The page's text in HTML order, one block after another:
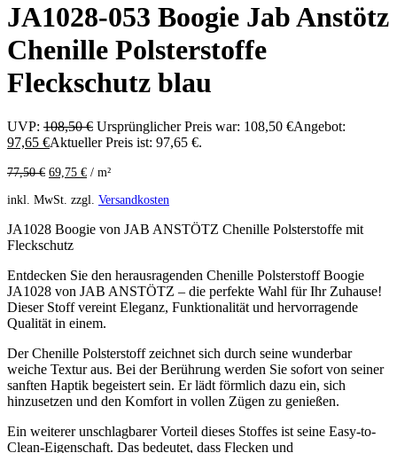
JA1028-053 Boogie Jab Anstötz
Chenille Polsterstoffe
Fleckschutz blau
UVP: 108,50€ Ursprünglicher Preis war: 108,50 €Angebot:
97,65 €Aktueller Preis ist: 97,65 €.
77,50€ 69,75 € / m²
inkl. MwSt. zzgl. Versandkosten
JA1028 Boogie von JAB ANSTÖTZ Chenille Polsterstoffe mit
Fleckschutz
Entdecken Sie den herausragenden Chenille Polsterstoff Boogie
JA1028 von JAB ANSTÖTZ – die perfekte Wahl für Ihr Zuhause!
Dieser Stoff vereint Eleganz, Funktionalität und hervorragende
Qualität in einem.
Der Chenille Polsterstoff zeichnet sich durch seine wunderbar
weiche Textur aus. Bei der Berührung werden Sie sofort von seiner
sanften Haptik begeistert sein. Er lädt förmlich dazu ein, sich
hinzusetzen und den Komfort in vollen Zügen zu genießen.
Ein weiterer unschlagbarer Vorteil dieses Stoffes ist seine Easy-to-
Clean-Eigenschaft. Das bedeutet, dass Flecken und